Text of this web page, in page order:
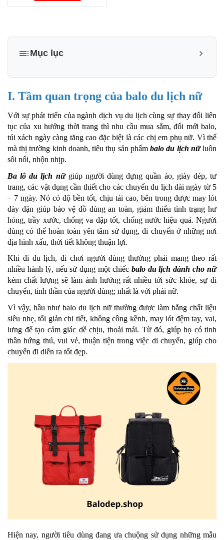
Mục lục
I. Tầm quan trọng của balo du lịch nữ
II. Tiêu chí để chọn lựa balo du lịch nữ
Balodep.shop?
IV. Quy trình đặt hàng tại Balodep.shop
V. Tổng kết:
I. Tầm quan trọng của balo du lịch nữ
Với sự phát triển của ngành dịch vụ du lịch cùng sự thay đổi liên
tục của xu hướng thời trang thì nhu cầu mua sắm, đổi mới balo,
túi xách ngày càng tăng cao đặc biệt là các chị em phụ nữ. Vì thế
mà thị trường kinh doanh, tiêu thụ sản phẩmbalo du lịch nữluôn
sôi nổi, nhộn nhịp.
Ba lô du lịch nữ giúp người dùng đựng quần áo, giày dép, tư
trang, các vật dụng cần thiết cho các chuyến du lịch dài ngày từ 5
– 7 ngày. Nó có độ bền tốt, chịu tải cao, bên trong được may lót
dày dặn giúp bảo vệ đồ dùng an toàn, giảm thiểu tình trạng hư
hỏng, trầy xước, chống va đập tốt, chống nước hiệu quả. Người
dùng có thể hoàn toàn yên tâm sử dụng, di chuyển ở những nơi
địa hình xấu, thời tiết không thuận lợi.
Khi đi du lịch, đi chơi người dùng thường phải mang theo rất
nhiều hành lý, nếu sử dụng một chiếc balo du lịch dành cho nữ
kém chất lượng sẽ làm ảnh hưởng rất nhiều tới sức khỏe, sự di
chuyển, tinh thần của người dùng; nhất là với phái nữ.
Vì vậy, hầu như balo du lịch nữ thường được làm bằng chất liệu
siêu nhẹ, tối giản chi tiết, không cồng kềnh, may lót đệm tay, vai,
lưng để tạo cảm giác dễ chịu, thoải mái. Từ đó, giúp họ có tinh
thần hứng thú, vui vẻ, thuận tiện trong việc di chuyển, giúp cho
chuyến đi diễn ra tốt đẹp.
Hiện nay, người tiêu dùng đang ưa chuộng sử dụng những mẫu